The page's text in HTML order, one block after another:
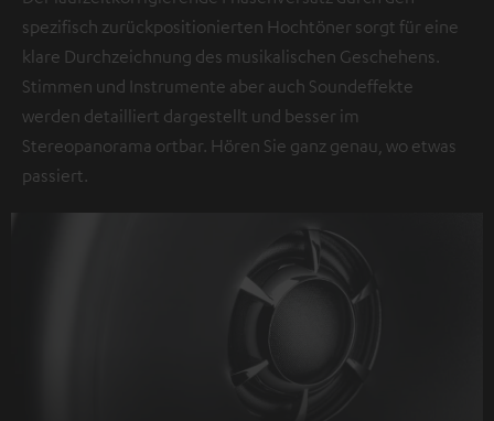
spezifisch zurückpositionierten Hochtöner sorgt für eine
klare Durchzeichnung des musikalischen Geschehens.
Stimmen und Instrumente aber auch Soundeffekte
werden detailliert dargestellt und besser im
Stereopanorama ortbar. Hören Sie ganz genau, wo etwas
passiert.